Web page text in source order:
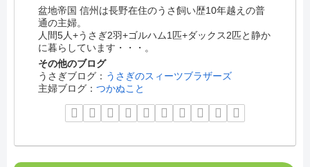
盆地帝国 信州は長野在住のうさ飼い歴10年越えの普
通の主婦。
人間5人+うさぎ2羽+ゴルハム1匹+ダックス2匹と静か
に暮らしています・・・。
その他のブログ
うさぎブログ： うさぎのスィーツブラザーズ
主婦ブログ：つかぬこと